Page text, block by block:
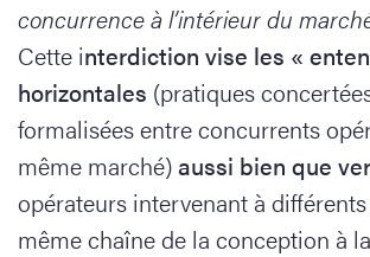
concurrence à l’intérieur du
Cette interdiction vise les «
horizontales (pratiques
formalisées entre concurrents
même marché)aussi bien que
opérateurs intervenant à
même chaîne de la conception à la